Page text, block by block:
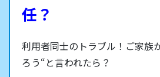
任？
利用者同士のトラブル！ご家族
ろう“と言われたら？